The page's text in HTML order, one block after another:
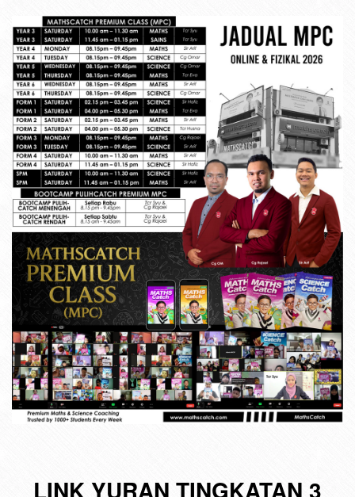
LINK YURAN TINGKATAN 3